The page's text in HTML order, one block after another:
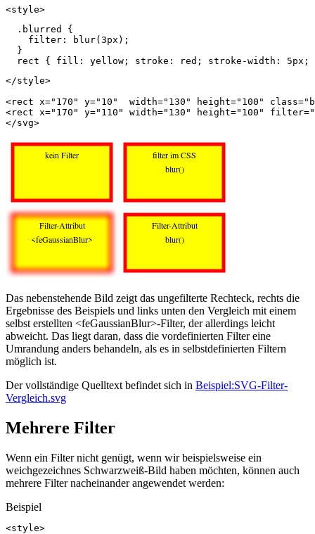
<style>
.blurred
{
filter : blur(3px );
}
rect
{ fill : yellow ; stroke : red ; stroke -width : 5px ;
</style>
<rect
x="170" y="10" width="130" height="100" class=
<rect
x="170" y="110" width="130" height="100" filter=
</svg>
Das nebenstehende Bild zeigt das ungefilterte Rechteck, rechts die
Ergebnisse des Beispiels und links unten den Vergleich mit einem
selbst erstellten <feGaussianBlur>-Filter, der allerdings leicht
abweicht. Das liegt daran, dass die vordefinierten Filter eine
Umrandung anders behandeln, als es in selbstdefinierten Filtern
möglich ist.
Der vollständige Quelltext befindet sich in Beispiel:SVG-Filter-
Vergleich.svg
Mehrere Filter
Wenn ein Filter nicht genügt, wenn wir beispielsweise ein
weichgezeichnes Schwarzweiß-Bild haben möchten, können auch
mehrere Filter nacheinander angewendet werden:
Beispiel
<style>